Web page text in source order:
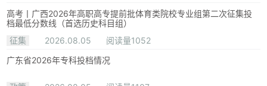
高考丨广西2026年高职高专提前批体育类院校专业组第二次征集投
档最低分数线（首选历史科目组）
征集
2026.08.05
阅读量1052
广东省2026年专科投档情况